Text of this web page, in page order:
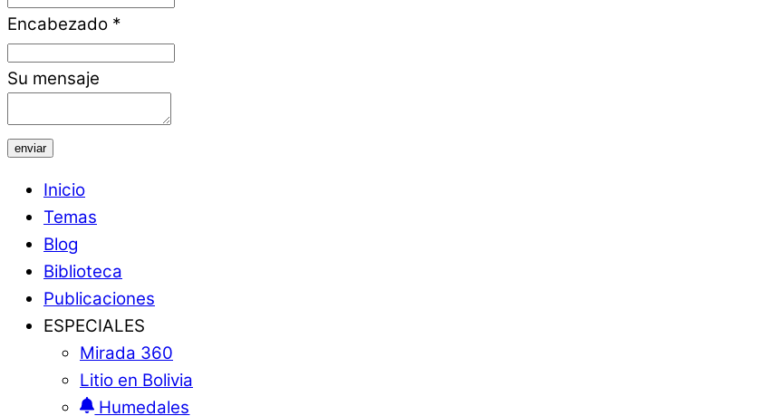
Encabezado *
Su mensaje
enviar
Inicio
Temas
Blog
Biblioteca
Publicaciones
ESPECIALES
Mirada 360
Litio en Bolivia
Humedales